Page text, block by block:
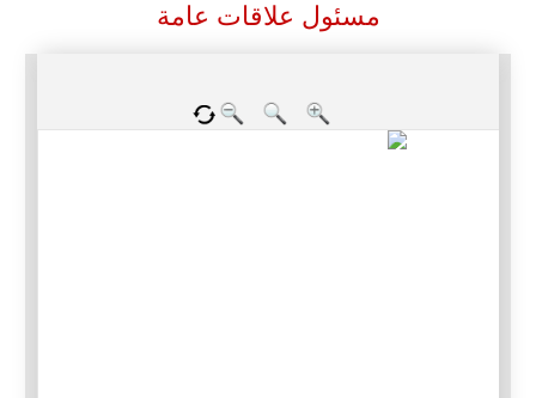
مسئول علاقات عامة